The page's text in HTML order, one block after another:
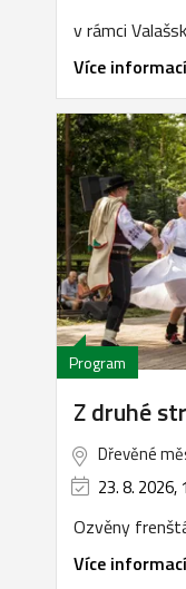
v rámci
Více
Program
Z druhé
Dřevěné
23. 8. 2026,
Ozvěny
Více